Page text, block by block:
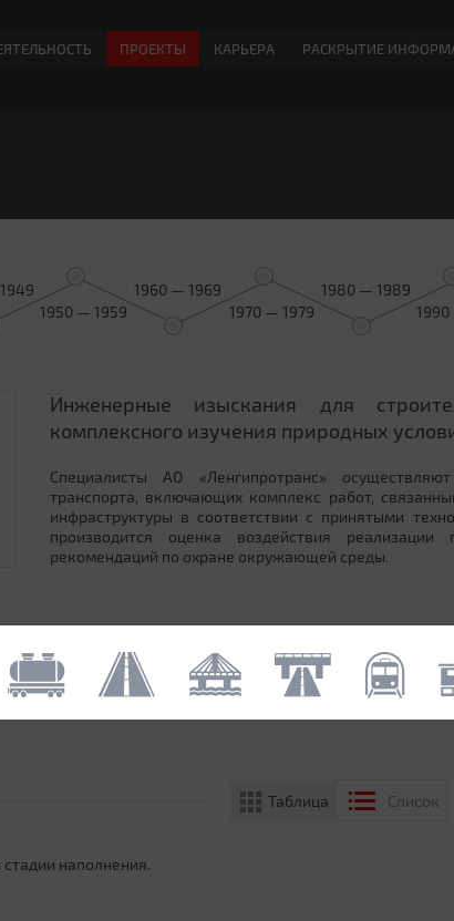
ПРОЕКТЫ КАРЬЕРА РАСКРЫТИЕ
1950 — 1959
1960 — 1969
1970 — 1979
1980 — 1989
Инженерные изыскания для
комплексного изучения природных
Специалисты АО «Ленгипротранс»
транспорта, включающих комплекс работ,
инфраструктуры в соответствии с принятыми
производится оценка воздействия
рекомендаций по охране окружающей среды.
Таблица Список
наполнения.